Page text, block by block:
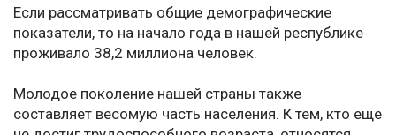
Если рассматривать общие демографические
показатели, то на начало года в нашей республике
проживало 38,2 миллиона человек.
Молодое поколение нашей страны также
составляет весомую часть населения. К тем, кто еще